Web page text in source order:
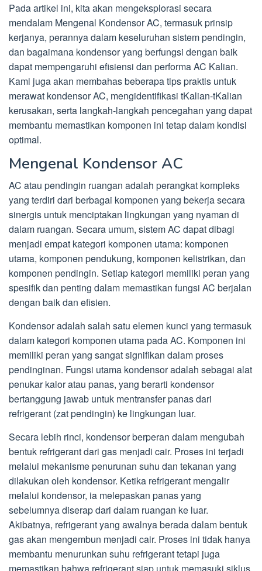
Pada artikel ini, kita akan mengeksplorasi secara
mendalam Mengenal Kondensor AC, termasuk prinsip
kerjanya, perannya dalam keseluruhan sistem pendingin,
dan bagaimana kondensor yang berfungsi dengan baik
dapat mempengaruhi efisiensi dan performa AC Kalian.
Kami juga akan membahas beberapa tips praktis untuk
merawat kondensor AC, mengidentifikasi tKalian-tKalian
kerusakan, serta langkah-langkah pencegahan yang dapat
membantu memastikan komponen ini tetap dalam kondisi
optimal.
Mengenal Kondensor AC
AC atau pendingin ruangan adalah perangkat kompleks
yang terdiri dari berbagai komponen yang bekerja secara
sinergis untuk menciptakan lingkungan yang nyaman di
dalam ruangan. Secara umum, sistem AC dapat dibagi
menjadi empat kategori komponen utama: komponen
utama, komponen pendukung, komponen kelistrikan, dan
komponen pendingin. Setiap kategori memiliki peran yang
spesifik dan penting dalam memastikan fungsi AC berjalan
dengan baik dan efisien.
Kondensor adalah salah satu elemen kunci yang termasuk
dalam kategori komponen utama pada AC. Komponen ini
memiliki peran yang sangat signifikan dalam proses
pendinginan. Fungsi utama kondensor adalah sebagai alat
penukar kalor atau panas, yang berarti kondensor
bertanggung jawab untuk mentransfer panas dari
refrigerant (zat pendingin) ke lingkungan luar.
Secara lebih rinci, kondensor berperan dalam mengubah
bentuk refrigerant dari gas menjadi cair. Proses ini terjadi
melalui mekanisme penurunan suhu dan tekanan yang
dilakukan oleh kondensor. Ketika refrigerant mengalir
melalui kondensor, ia melepaskan panas yang
sebelumnya diserap dari dalam ruangan ke luar.
Akibatnya, refrigerant yang awalnya berada dalam bentuk
gas akan mengembun menjadi cair. Proses ini tidak hanya
membantu menurunkan suhu refrigerant tetapi juga